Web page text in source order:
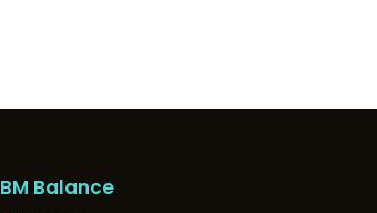
BM Balance